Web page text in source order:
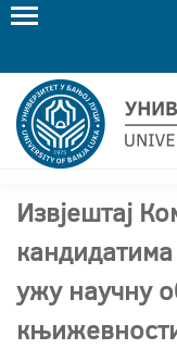
Извјештај
ужу научну